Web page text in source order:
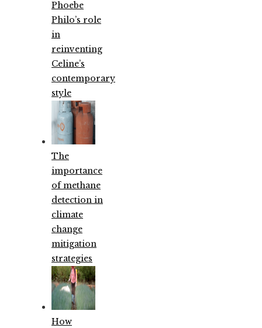
Phoebe
Philo’s role
in
reinventing
Celine’s
contemporary
style
The
importance
of methane
detection in
climate
change
mitigation
strategies
How